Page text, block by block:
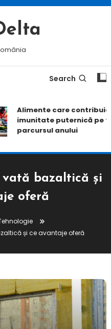
Search
Alimente care contribuie
imunitate puternică pe
parcursul anului
vată bazaltică și
oferă
și ce avantaje oferă